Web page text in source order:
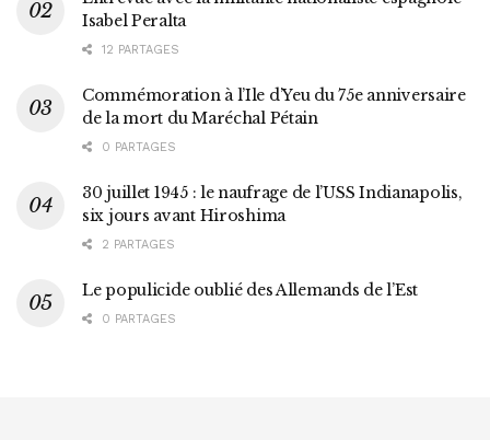
Isabel Peralta
12 PARTAGES
Commémoration à l’Ile d’Yeu du 75e anniversaire
de la mort du Maréchal Pétain
0 PARTAGES
30 juillet 1945 : le naufrage de l’USS Indianapolis,
six jours avant Hiroshima
2 PARTAGES
Le populicide oublié des Allemands de l’Est
0 PARTAGES